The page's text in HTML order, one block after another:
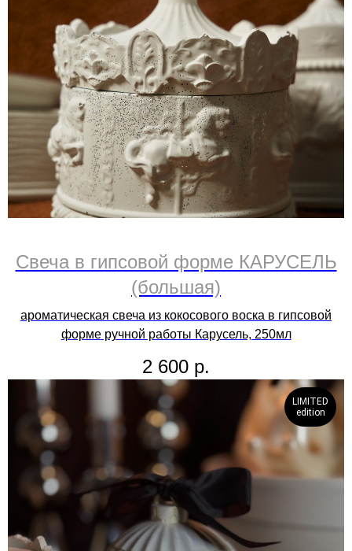
Свеча в гипсовой форме КАРУСЕЛЬ
(большая)
ароматическая свеча из кокосового воска в гипсовой
форме ручной работы Карусель, 250мл
2 600 р.
LIMITED
edition